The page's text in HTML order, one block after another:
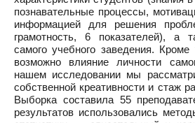
познавательные процессы,
информацией для решения
грамотность, 6 показателей), а
самого учебного заведения.
возможно влияние личности
нашем исследовании мы
собственной креативности и стаж
Выборка составила 55
результатов использовались